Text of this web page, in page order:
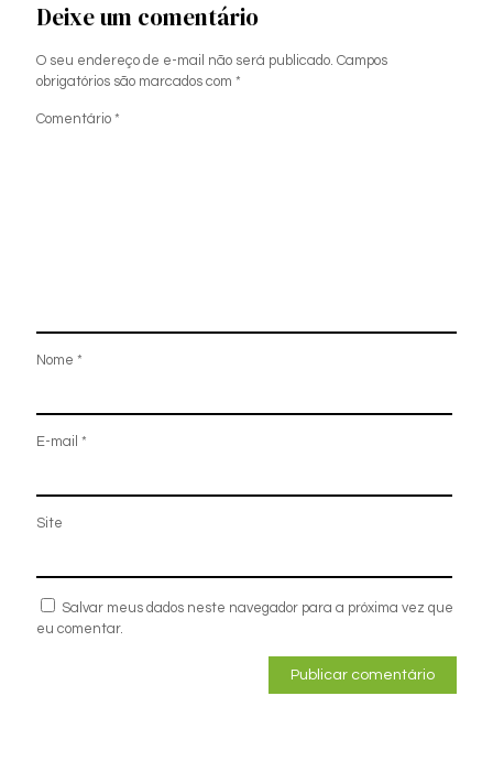
Deixe um comentário
O seu endereço de e-mail não será publicado. Campos
obrigatórios são marcados com *
Comentário *
Nome *
E-mail *
Site
Salvar meus dados neste navegador para a próxima vez que
eu comentar.